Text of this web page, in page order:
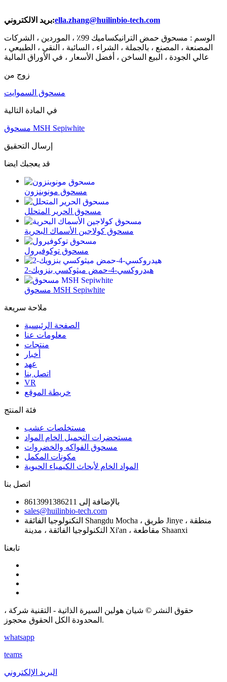
بريد الالكتروني:ella.zhang@huilinbio-tech.com
الوسم : مسحوق حمض الترانيكساميك 99٪ ، الموردين ، الشركات
المصنعة ، المصنع ، بالجملة ، الشراء ، السائبة ، النقي ، الطبيعي ،
عالي الجودة ، البيع الساخن ، أفضل الأسعار ، في الأوراق المالية
زوج من
مسحوق السموايت
في المادة التالية
مسحوق MSH Sepiwhite
إرسال التحقيق
قد يعجبك ايضا
مسحوق مونوبنزون
مسحوق الحرير المتحلل
مسحوق كولاجين الأسماك البحرية
مسحوق توكوفيرول
2-هيدروكسي-4-حمض ميثوكسي بنزويك
مسحوق MSH Sepiwhite
ملاحة سريعة
الصفحة الرئيسية
معلومات عنا
منتجات
أخبار
عهد
اتصل بنا
VR
خريطة الموقع
فئة المنتج
مستخلصات عشب
مستحضرات التجميل الخام المواد
مسحوق الفواكه والخضروات
مكونات المكمل
المواد الخام لأبحاث الكيمياء الحيوية
اتصل بنا
بالإضافة إلى 8613991386211
sales@huilinbio-tech.com
التكنولوجيا الفائقة Shangdu Mocha ، طريق Jinye ، منطقة
التكنولوجيا الفائقة ، مدينة Xi'an ، مقاطعة Shaanxi
تابعنا
حقوق النشر © شيان هولين السيرة الذاتية - التقنية شركة ،
المحدودة الكل الحقوق محجوز.
whatsapp
teams
البريد الإلكتروني